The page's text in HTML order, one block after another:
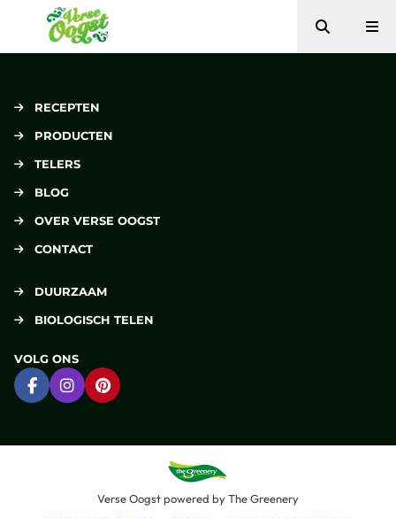
Verse Oogst
Zoeken
RECEPTEN
PRODUCTEN
TELERS
BLOG
OVER VERSE OOGST
CONTACT
DUURZAAM
BIOLOGISCH TELEN
VOLG ONS
Ga naar Facebook
Ga naar Instagram
Ga naar Pinterest
Verse Oogstpowered byThe Greenery